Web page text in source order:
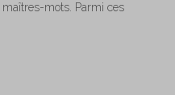
mots. Parmi ces